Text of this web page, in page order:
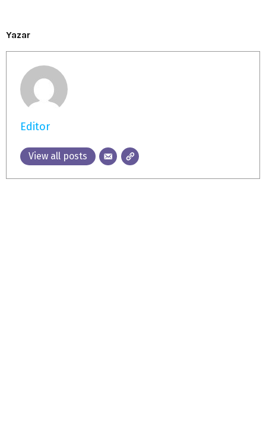
Yazar
Editor
View all posts